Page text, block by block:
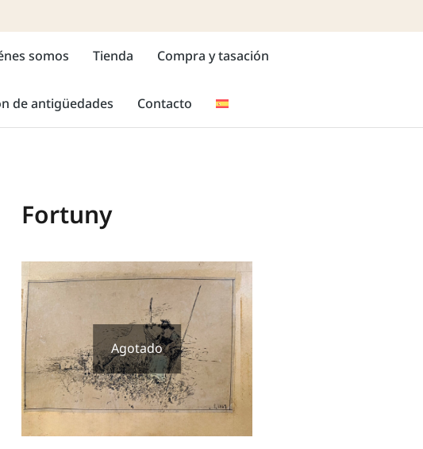
somos Tienda Compra y tasación
de antigüedades Contacto
Fortuny
Agotado